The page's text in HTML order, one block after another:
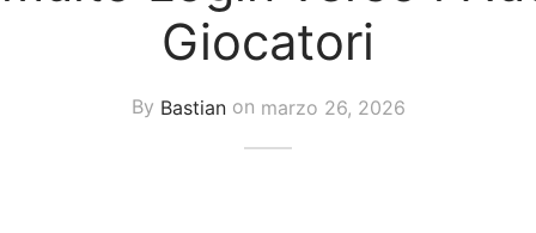
Giocatori
By Bastianon marzo 26, 2026